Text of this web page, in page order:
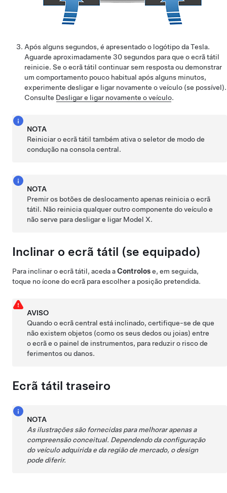
Após alguns segundos, é apresentado o logótipo da Tesla.
Aguarde aproximadamente 30 segundos para que o ecrã tátil
reinicie. Se o ecrã tátil continuar sem resposta ou demonstrar
um comportamento pouco habitual após alguns minutos,
experimente desligar e ligar novamente o veículo (se possível).
Consulte Desligar e ligar novamente o veículo.
NOTA
Reiniciar o ecrã tátil também ativa o seletor de modo de
condução na consola central.
NOTA
Premir os botões de deslocamento apenas reinicia o ecrã
tátil. Não reinicia qualquer outro componente do veículo e
não serve para desligar e ligar Model X.
Inclinar o ecrã tátil (se equipado)
Para inclinar o ecrã tátil, aceda aControlose, em seguida,
toque no ícone do ecrã para escolher a posição pretendida.
AVISO
Quando o ecrã central está inclinado, certifique-se de que
não existem objetos (como os seus dedos ou joias) entre
o ecrã e o painel de instrumentos, para reduzir o risco de
ferimentos ou danos.
Ecrã tátil traseiro
NOTA
As ilustrações são fornecidas para melhorar apenas a
compreensão conceitual. Dependendo da configuração
do veículo adquirida e da região de mercado, o design
pode diferir.